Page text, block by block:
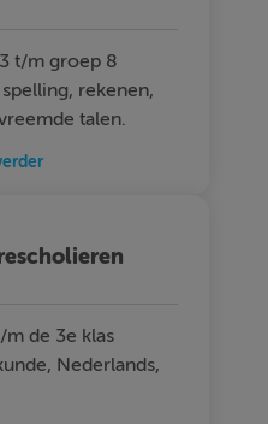
t/m groep 8
rekenen,
talen.
de 3e klas
Nederlands,